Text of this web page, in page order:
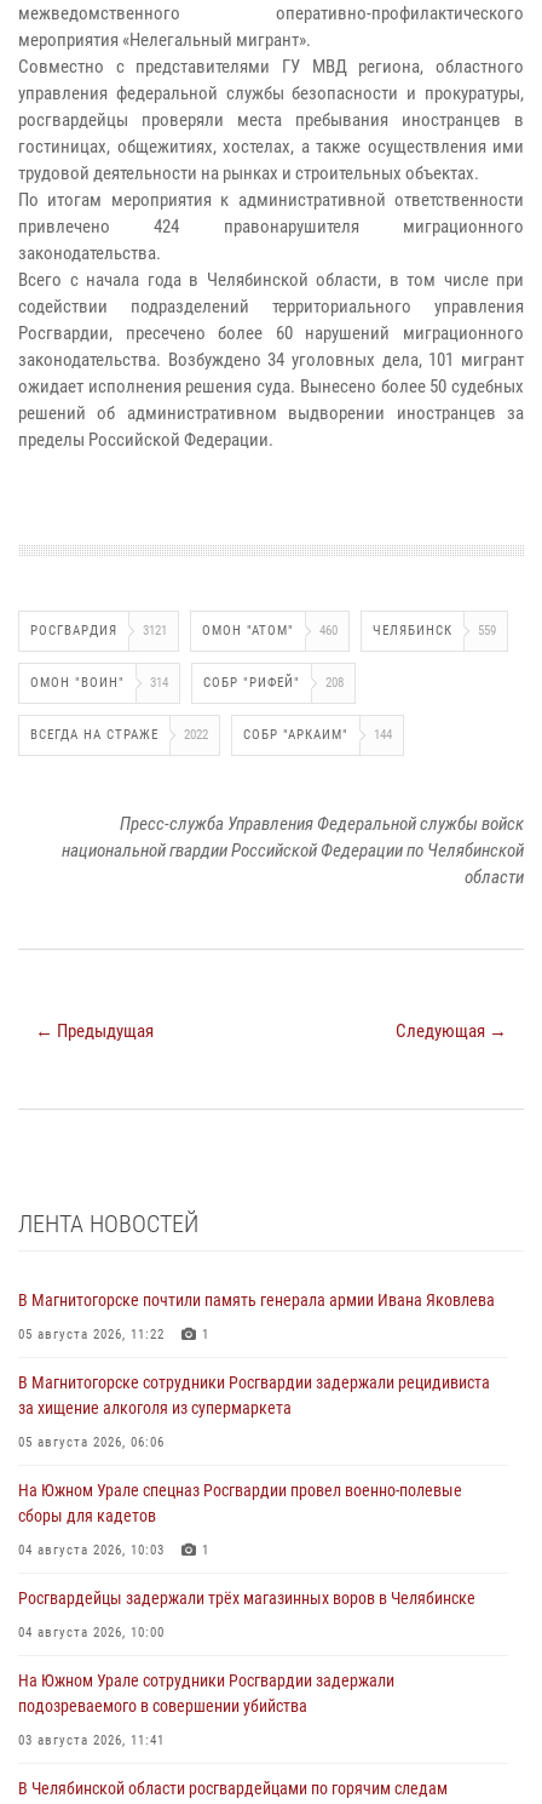
межведомственного оперативно-профилактического
мероприятия «Нелегальный мигрант».
Совместно с представителями ГУ МВД региона, областного
управления федеральной службы безопасности и прокуратуры,
росгвардейцы проверяли места пребывания иностранцев в
гостиницах, общежитиях, хостелах, а также осуществления ими
трудовой деятельности на рынках и строительных объектах.
По итогам мероприятия к административной ответственности
привлечено 424 правонарушителя миграционного
законодательства.
Всего с начала года в Челябинской области, в том числе при
содействии подразделений территориального управления
Росгвардии, пресечено более 60 нарушений миграционного
законодательства. Возбуждено 34 уголовных дела, 101 мигрант
ожидает исполнения решения суда. Вынесено более 50 судебных
решений об административном выдворении иностранцев за
пределы Российской Федерации.
РОСГВАРДИЯ 3121 ОМОН "АТОМ" 460 ЧЕЛЯБИНСК 559
ОМОН "ВОИН" 314 СОБР "РИФЕЙ" 208
ВСЕГДА НА СТРАЖЕ 2022 СОБР "АРКАИМ" 144
Пресс-служба Управления Федеральной службы войск
национальной гвардии Российской Федерации по Челябинской
области
← Предыдущая Следующая →
ЛЕНТА НОВОСТЕЙ
В Магнитогорске почтили память генерала армии Ивана Яковлева
05 августа 2026, 11:22 1
В Магнитогорске сотрудники Росгвардии задержали рецидивиста
за хищение алкоголя из супермаркета
05 августа 2026, 06:06
На Южном Урале спецназ Росгвардии провел военно-полевые
сборы для кадетов
04 августа 2026, 10:03 1
Росгвардейцы задержали трёх магазинных воров в Челябинске
04 августа 2026, 10:00
На Южном Урале сотрудники Росгвардии задержали
подозреваемого в совершении убийства
03 августа 2026, 11:41
В Челябинской области росгвардейцами по горячим следам